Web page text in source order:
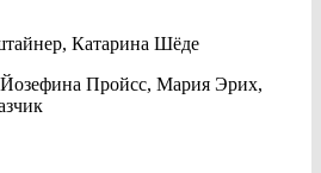
Катарина Шёде
Пройсс, Мария Эрих,